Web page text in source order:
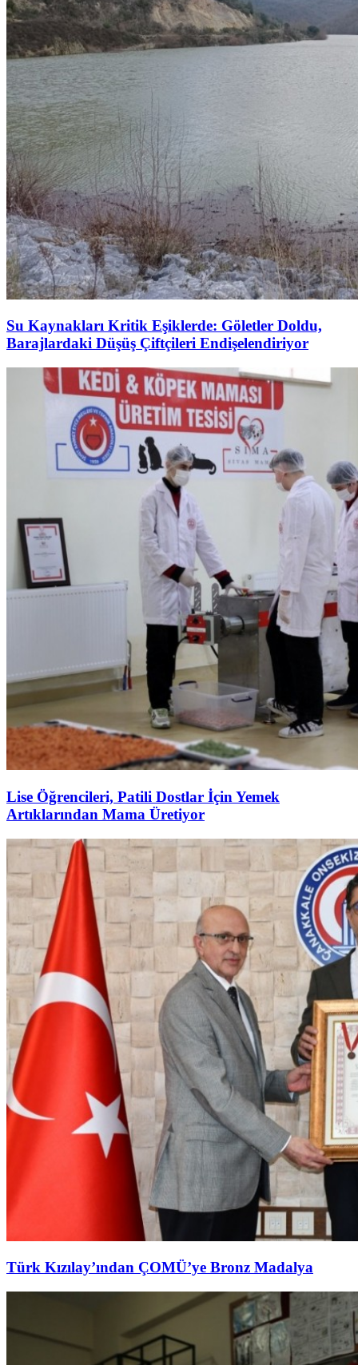
Su Kaynakları Kritik Eşiklerde: Göletler Doldu,
Barajlardaki Düşüş Çiftçileri Endişelendiriyor
Lise Öğrencileri, Patili Dostlar İçin Yemek
Artıklarından Mama Üretiyor
Türk Kızılay’ından ÇOMÜ’ye Bronz Madalya